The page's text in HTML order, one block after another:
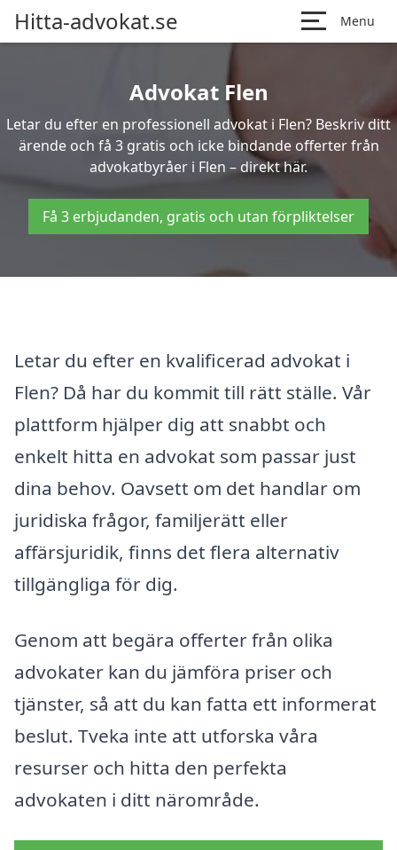
Hitta-advokat.se Menu
Advokat Flen
Letar du efter en professionell advokat i Flen? Beskriv ditt
ärende och få 3 gratis och icke bindande offerter från
advokatbyråer i Flen – direkt här.
Få 3 erbjudanden, gratis och utan förpliktelser
Letar du efter en kvalificerad advokat i
Flen? Då har du kommit till rätt ställe. Vår
plattform hjälper dig att snabbt och
enkelt hitta en advokat som passar just
dina behov. Oavsett om det handlar om
juridiska frågor, familjerätt eller
affärsjuridik, finns det flera alternativ
tillgängliga för dig.
Genom att begära offerter från olika
advokater kan du jämföra priser och
tjänster, så att du kan fatta ett informerat
beslut. Tveka inte att utforska våra
resurser och hitta den perfekta
advokaten i ditt närområde.